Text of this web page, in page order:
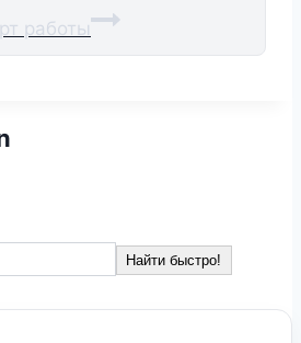
работы
Найти быстро!